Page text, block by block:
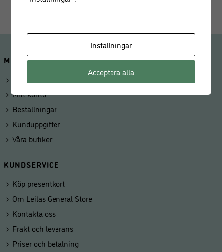
MINA SIDOR
Mitt konto
Beställningar
Kunduppgifter
Våra butiker
KUNDSERVICE
Köp presentkort
Om Leilas General Store
Kontakta oss
Frakt och leverans
Priser och betalning
Inställningar
Acceptera alla